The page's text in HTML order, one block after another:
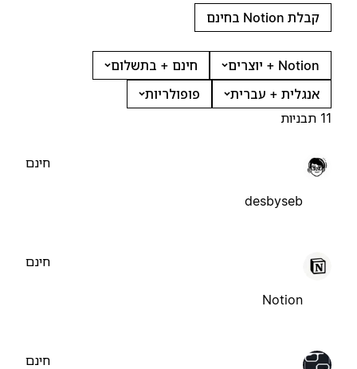
קבלת Notion בחינם
Notion + יוצרים
חינם + בתשלום
אנגלית + עברית
פופולריות
11 תבניות
desbyseb
חינם
Notion
חינם
חינם